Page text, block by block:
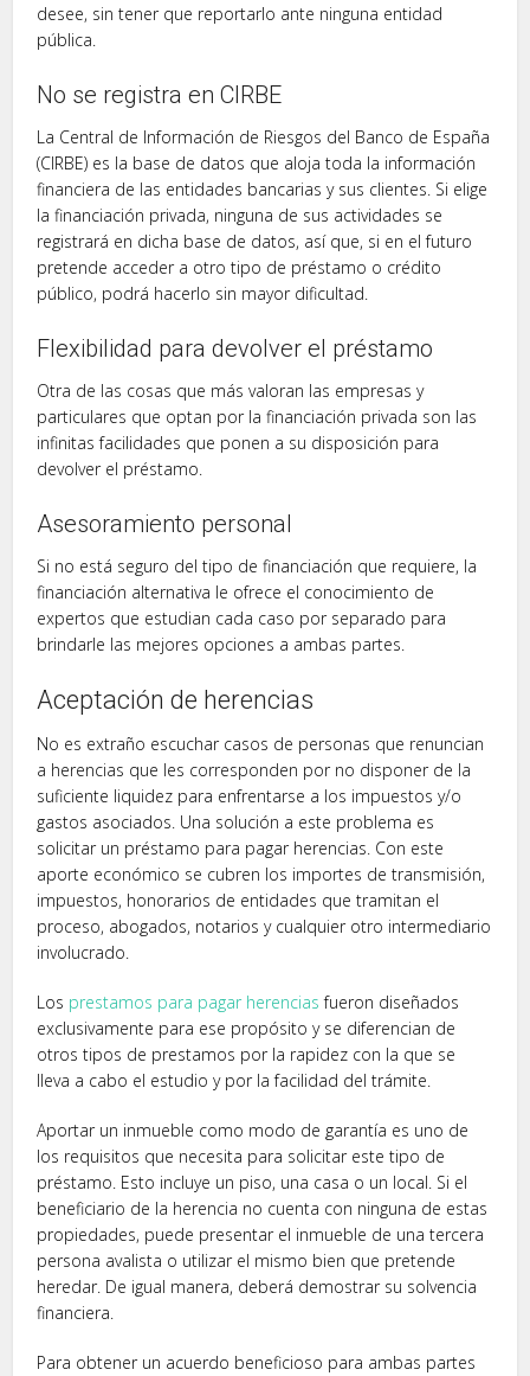
desee, sin tener que reportarlo ante ninguna entidad
pública.
No se registra en CIRBE
La Central de Información de Riesgos del Banco de España
(CIRBE) es la base de datos que aloja toda la información
financiera de las entidades bancarias y sus clientes. Si elige
la financiación privada, ninguna de sus actividades se
registrará en dicha base de datos, así que, si en el futuro
pretende acceder a otro tipo de préstamo o crédito
público, podrá hacerlo sin mayor dificultad.
Flexibilidad para devolver el préstamo
Otra de las cosas que más valoran las empresas y
particulares que optan por la financiación privada son las
infinitas facilidades que ponen a su disposición para
devolver el préstamo.
Asesoramiento personal
Si no está seguro del tipo de financiación que requiere, la
financiación alternativa le ofrece el conocimiento de
expertos que estudian cada caso por separado para
brindarle las mejores opciones a ambas partes.
Aceptación de herencias
No es extraño escuchar casos de personas que renuncian
a herencias que les corresponden por no disponer de la
suficiente liquidez para enfrentarse a los impuestos y/o
gastos asociados. Una solución a este problema es
solicitar un préstamo para pagar herencias. Con este
aporte económico se cubren los importes de transmisión,
impuestos, honorarios de entidades que tramitan el
proceso, abogados, notarios y cualquier otro intermediario
involucrado.
Los prestamos para pagar herencias fueron diseñados
exclusivamente para ese propósito y se diferencian de
otros tipos de prestamos por la rapidez con la que se
lleva a cabo el estudio y por la facilidad del trámite.
Aportar un inmueble como modo de garantía es uno de
los requisitos que necesita para solicitar este tipo de
préstamo. Esto incluye un piso, una casa o un local. Si el
beneficiario de la herencia no cuenta con ninguna de estas
propiedades, puede presentar el inmueble de una tercera
persona avalista o utilizar el mismo bien que pretende
heredar. De igual manera, deberá demostrar su solvencia
financiera.
Para obtener un acuerdo beneficioso para ambas partes